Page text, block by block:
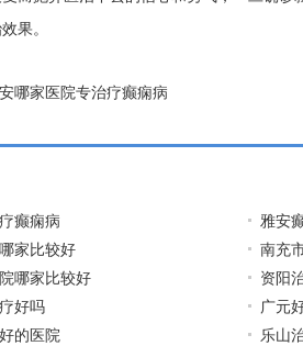
果。
哪家医院专治疗癫痫病
癫痫病
雅安
家比较好
南充
哪家比较好
资阳
好吗
广元
的医院
乐山